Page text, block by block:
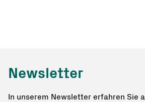
Newsletter
In unserem Newsletter erfahren Sie